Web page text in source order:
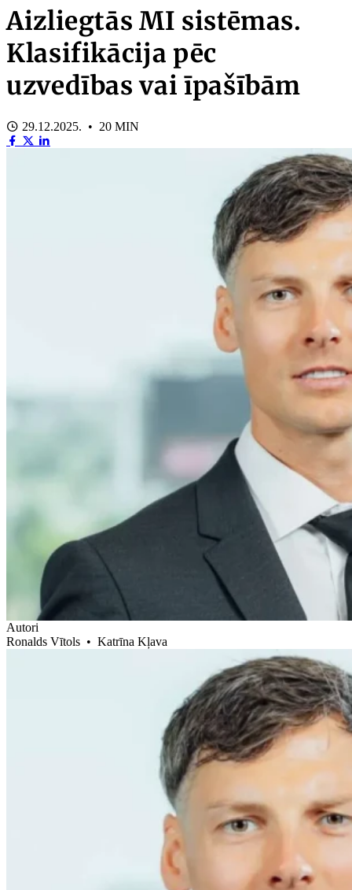
Aizliegtās MI sistēmas.
Klasifikācija pēc
uzvedības vai īpašībām
29.12.2025. • 20 MIN
Autori
Ronalds Vītols • Katrīna Kļava